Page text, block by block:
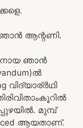
ഞാൻ ആന്റണി.
ഞാൻ
വിദ്യാര്ർഥി
മുമ്പ്
ആയതാണ്.